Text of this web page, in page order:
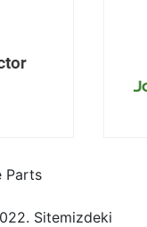
Sitemizdeki